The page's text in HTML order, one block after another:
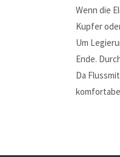
Wenn die
Kupfer
Um
Ende.
Da